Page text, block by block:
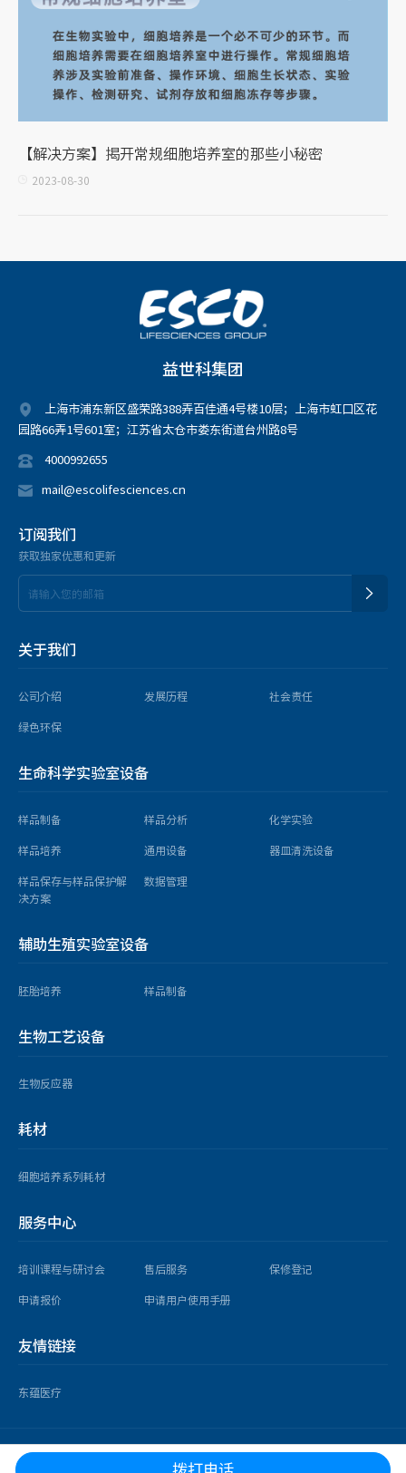
【解决方案】揭开常规细胞培养室的那些小秘密
2023-08-30
益世科集团
上海市浦东新区盛荣路388弄百佳通4号楼10层；上海市虹口区花
园路66弄1号601室；江苏省太仓市娄东街道台州路8号
4000992655
mail@escolifesciences.cn
订阅我们
获取独家优惠和更新
关于我们
公司介绍 发展历程
社会责任
绿色环保
生命科学实验室设备
样品制备 样品分析
化学实验
样品培养
通用设备
器皿清洗设备
样品保存与样品保护解
决方案
数据管理
辅助生殖实验室设备
胚胎培养 样品制备
生物工艺设备
生物反应器
耗材
细胞培养系列耗材
服务中心
培训课程与研讨会 售后服务
保修登记
申请报价
申请用户使用手册
友情链接
东蕴医疗
copyright © 2025 益世科（上海）企业发展有限公司 版权所有 |
沪ICP备